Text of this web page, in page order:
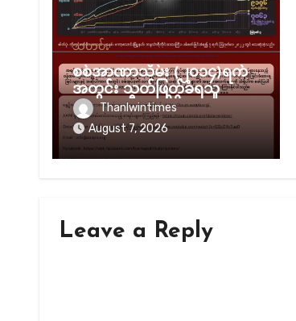
သတင်း
စစ်အာဏာသိမ်း (၂၀၁၄)ရက်
အတွင်း သတ်ဖြတ်ခံရသူ
(၈၂၃၉) ဦးအထိရှိလာ
Thanlwintimes
August 7, 2026
Leave a Reply